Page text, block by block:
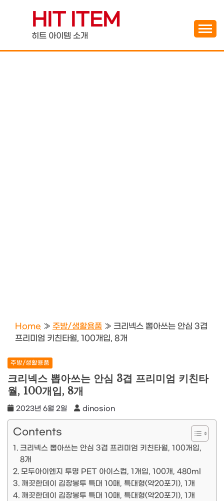
contentHIT ITEM
히트 아이템 소개
Home » 주방/생활용품 » 크리넥스 뽑아쓰는 안심 3겹
프리미엄 키친타월, 100개입, 8개
주방/생활용품
크리넥스 뽑아쓰는 안심 3겹 프리미엄 키친타
월, 100개입, 8개
2023년 6월 2일 dinosion
Contents
크리넥스 뽑아쓰는 안심 3겹 프리미엄 키친타월, 100개입,
8개
모두아이엔지 투명 PET 아이스컵, 1개입, 100개, 480ml
깨끗한데이 김장봉투 특대 10매, 특대형(약20포기), 1개
깨끗한데이 김장봉투 특대 10매, 특대형(약20포기), 1개